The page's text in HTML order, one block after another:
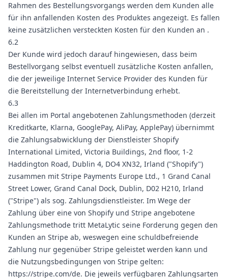
Rahmen des Bestellungsvorgangs werden dem Kunden alle
für ihn anfallenden Kosten des Produktes angezeigt. Es fallen
keine zusätzlichen versteckten Kosten für den Kunden an .
6.2
Der Kunde wird jedoch darauf hingewiesen, dass beim
Bestellvorgang selbst eventuell zusätzliche Kosten anfallen,
die der jeweilige Internet Service Provider des Kunden für
die Bereitstellung der Internetverbindung erhebt.
6.3
Bei allen im Portal angebotenen Zahlungsmethoden (derzeit
Kreditkarte, Klarna, GooglePay, AliPay, ApplePay) übernimmt
die Zahlungsabwicklung der Dienstleister Shopify
International Limited, Victoria Buildings, 2nd floor, 1-2
Haddington Road, Dublin 4, DO4 XN32, Irland ("Shopify")
zusammen mit Stripe Payments Europe Ltd., 1 Grand Canal
Street Lower, Grand Canal Dock, Dublin, D02 H210, Irland
("Stripe") als sog. Zahlungsdienstleister. Im Wege der
Zahlung über eine von Shopify und Stripe angebotene
Zahlungsmethode tritt MetaLytic seine Forderung gegen den
Kunden an Stripe ab, weswegen eine schuldbefreiende
Zahlung nur gegenüber Stripe geleistet werden kann und
die Nutzungsbedingungen von Stripe gelten:
https://stripe.com/de. Die jeweils verfügbaren Zahlungsarten